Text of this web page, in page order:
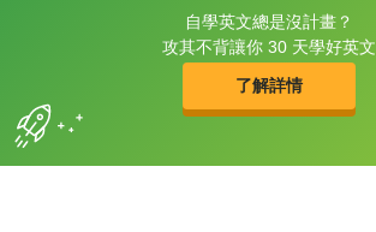
自學英文總是沒計畫？
攻其不背讓你 30 天學好英文
了解詳情
片尾有
攻其不背
的品牌故事